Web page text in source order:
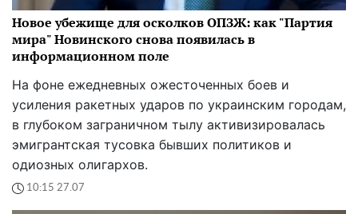
Новое убежище для осколков ОПЗЖ: как "Партия
мира" Новинского снова появилась в
информационном поле
На фоне ежедневных ожесточенных боев и
усиления ракетных ударов по украинским городам,
в глубоком заграничном тылу активизировалась
эмигрантская тусовка бывших политиков и
одиозных олигархов.
10:15 27.07